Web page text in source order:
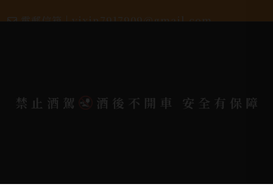
電郵信箱 |yixin7917909@gmail.com
2026. All rights reserved.
Designed By
Bondlink
禁止酒駕 酒後不開車 安全有保障